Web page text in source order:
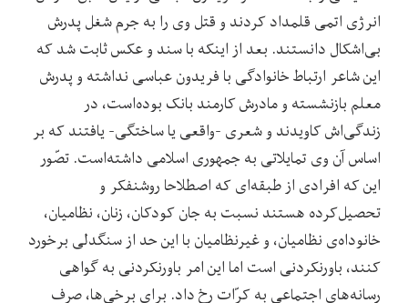
انرژی اتمی قلمداد کردند و قتل وی را به جرم شغل پدرش
بی‌اشکال دانستند. بعد از اینکه با سند و عکس ثابت شد که
این شاعر ارتباط خانوادگی با فریدون عباسی نداشته و پدرش
معلم بازنشسته و مادرش کارمند بانک بوده‌است، در
زندگی‌اش کاویدند و شعری -واقعی یا ساختگی- یافتند که بر
اساس آن وی تمایلاتی به جمهوری اسلامی داشته‌است. تصّور
این که افرادی از طبقه‌ای که اصطلاحا روشنفکر و
تحصیل‌کرده هستند نسبت به جان کودکان، زنان، نظامیان،
خانوداه‌ی نظامیان، و غیرنظامیان با این حد از سنگدلی برخورد
کنند، باورنکردنی است اما این امر باورنکردنی به گواهی
رسانه‌های اجتماعی به کرّات رخ داد. برای برخی‌ها، صرف